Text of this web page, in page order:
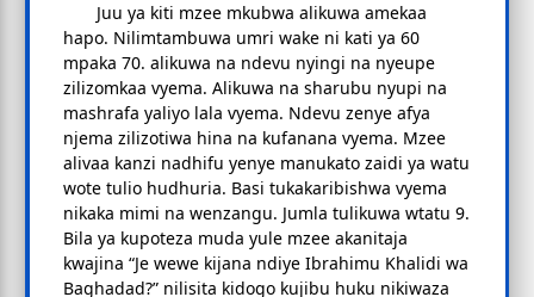
Juu ya kiti mzee mkubwa alikuwa amekaa
hapo. Nilimtambuwa umri wake ni kati ya 60
mpaka 70. alikuwa na ndevu nyingi na nyeupe
zilizomkaa vyema. Alikuwa na sharubu nyupi na
mashrafa yaliyo lala vyema. Ndevu zenye afya
njema zilizotiwa hina na kufanana vyema. Mzee
alivaa kanzi nadhifu yenye manukato zaidi ya watu
wote tulio hudhuria. Basi tukakaribishwa vyema
nikaka mimi na wenzangu. Jumla tulikuwa wtatu 9.
Bila ya kupoteza muda yule mzee akanitaja
kwajina “Je wewe kijana ndiye Ibrahimu Khalidi wa
Baghadad?” nilisita kidogo kujibu huku nikiwaza